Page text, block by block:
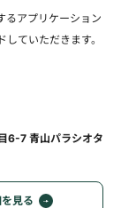
るアプリケーション
ていただきます。
6-7 青山パラシオタ
見る